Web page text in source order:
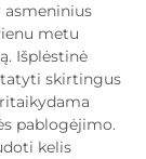
asmeninius
metu
Išplėstinė
skirtingus
pablogėjimo.
kelis